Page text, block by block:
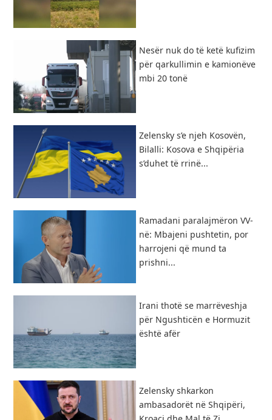
Nesër nuk do të ketë kufizim
për qarkullimin e kamionëve
mbi 20 tonë
Zelensky s’e njeh Kosovën,
Bilalli: Kosova e Shqipëria
s’duhet të rrinë...
Ramadani paralajmëron VV-
në: Mbajeni pushtetin, por
harrojeni që mund ta
prishni...
Irani thotë se marrëveshja
për Ngushticën e Hormuzit
është afër
Zelensky shkarkon
ambasadorët në Shqipëri,